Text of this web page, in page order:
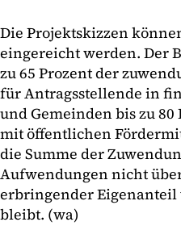
Die Projektskizzen
eingereicht werden. Der
zu 65 Prozent der
für Antragsstellende in
und Gemeinden bis zu
mit öffentlichen
die Summe der
Aufwendungen nicht
erbringender Eigenanteil
bleibt. (wa)